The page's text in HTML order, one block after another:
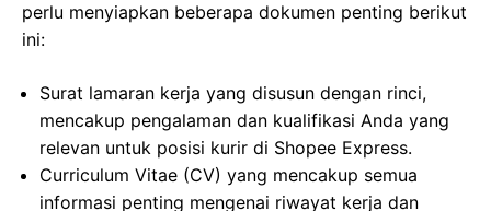
perlu menyiapkan beberapa dokumen penting berikut
ini:
Surat lamaran kerja yang disusun dengan rinci,
mencakup pengalaman dan kualifikasi Anda yang
relevan untuk posisi kurir di Shopee Express.
Curriculum Vitae (CV) yang mencakup semua
informasi penting mengenai riwayat kerja dan